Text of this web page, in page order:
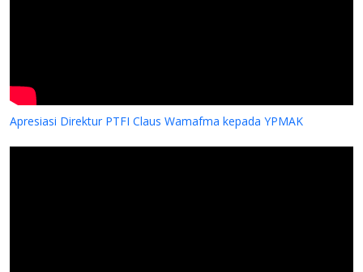
Apresiasi Direktur PTFI Claus Wamafma kepada YPMAK